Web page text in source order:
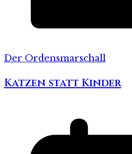
Der Ordensmarschall
Katzen statt Kinder